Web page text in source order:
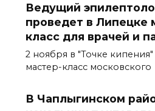
Ведущий
проведет в Липецке
класс для врачей и
2 ноября в "Точке кипения"
мастер-класс московского
В Чаплыгинском